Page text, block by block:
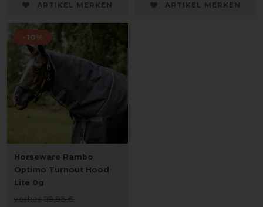
ARTIKEL MERKEN ARTIKEL MERKEN
-10%
Horseware Rambo
Optimo Turnout Hood
Lite 0g
vorher 89,95 €